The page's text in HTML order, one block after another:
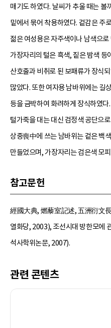
매기도 하였다. 날씨가 추울 때는 볼
밑에서 묶어 착용하였다. 겉감은 주
젊은 여성용은 자주색이나 남색으
가장자리의 털은 흑색, 짙은 밤색 등
산호줄과 비취로 된 보패류가 장식
많았다. 또한 여자용 남바위에는 길
등을 금박하여 화려하게 장식하였
털가죽을 대는 대신 검정색 공단으
상중喪中에 쓰는 남바위는 겉은 백
만들었으며, 가장자리는 검은색 모
참고문헌
經國大典, 燃藜室記述, 五洲衍文
열화당, 2003), 조선시대 방한모에
석사학위논문, 2007).
관련 콘텐츠